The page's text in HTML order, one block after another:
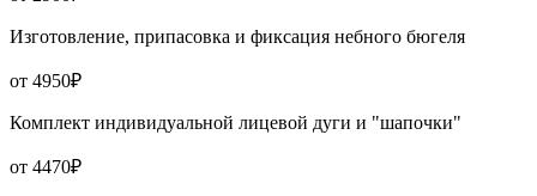
Изготовление, припасовка и фиксация небного бюгеля
от 4950₽
Комплект индивидуальной лицевой дуги и "шапочки"
от 4470₽